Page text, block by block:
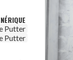
Putter
Putter